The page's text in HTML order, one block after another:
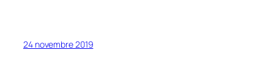
24 novembre 2019